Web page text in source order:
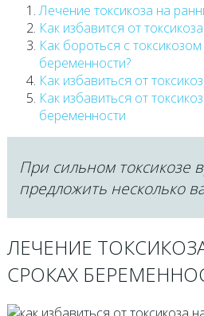
Лечение токсикоза на
Как избавится от
Как бороться с
беременности?
Как избавиться от
Как избавиться от
беременности
При сильном токсикозе
предложить несколько
ЛЕЧЕНИЕ
СРОКАХ